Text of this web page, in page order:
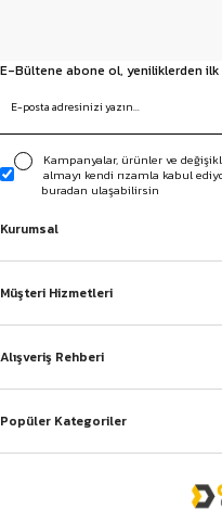
E-Bültene abone ol, yeniliklerden ilk
Kampanyalar, ürünler ve
almayı kendi rızamla kabul
buradan ulaşabilirsin
Kurumsal
Müşteri Hizmetleri
Alışveriş Rehberi
Popüler Kategoriler